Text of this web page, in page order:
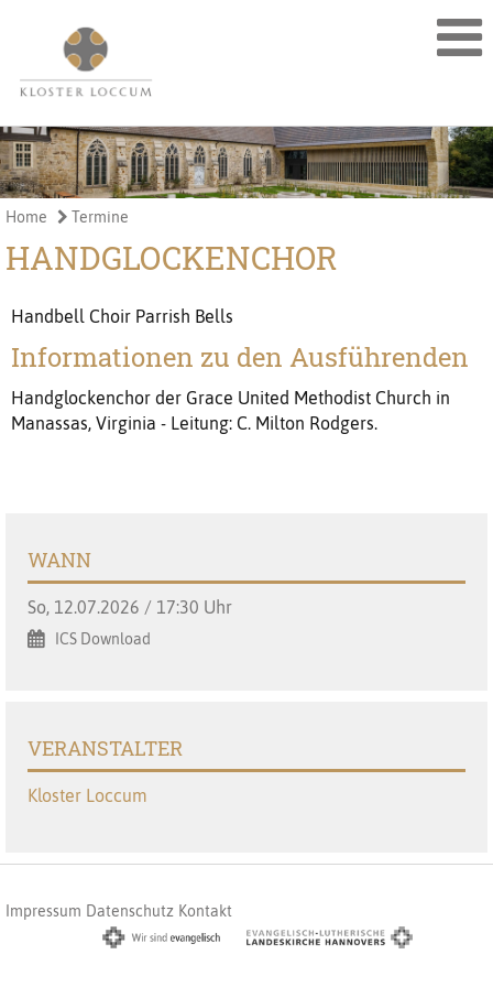
Home Termine
HANDGLOCKENCHOR
Handbell Choir Parrish Bells
Informationen zu den Ausführenden
Handglockenchor der Grace United Methodist Church in
Manassas, Virginia - Leitung: C. Milton Rodgers.
WANN
So, 12.07.2026 / 17:30 Uhr
ICS Download
VERANSTALTER
Kloster Loccum
Impressum Datenschutz Kontakt